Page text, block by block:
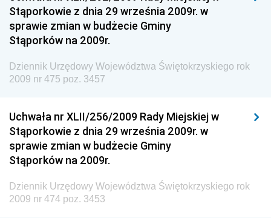
Społecznej
Dziennik Urzędowy Komendy Głównej Straży
Granicznej
Dziennik Urzędowy Głównego Inspektoratu Transportu
Drogowego
Dziennik Urzędowy Komendy Głównej Policji
Dziennik Urzędowy Ministra Pracy i Polityki
Społecznej
Dziennik Urzędowy Ministra Transportu, Budownictwa
i Gospodarki Morskiej
Stąporkowie z dnia 29 września 2009r. w
sprawie zmian w budżecie Gminy
Stąporków na 2009r.
Dziennik Urzędowy Województwa Świętokrzyskiego rok
2009 nr 475 poz. 3457
Uchwała nr XLII/256/2009 Rady Miejskiej w
Stąporkowie z dnia 29 września 2009r. w
sprawie zmian w budżecie Gminy
Stąporków na 2009r.
Dziennik Urzędowy Województwa Świętokrzyskiego rok
2009 nr 474 poz. 3453